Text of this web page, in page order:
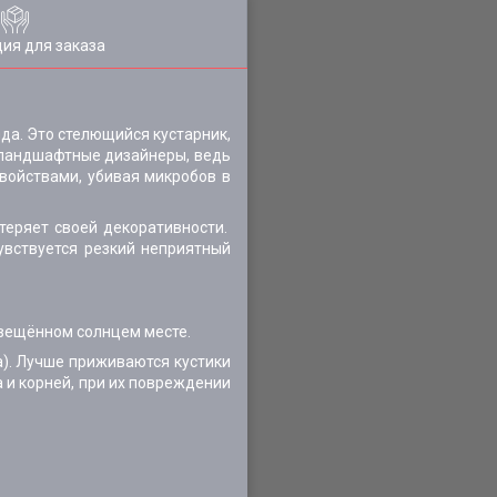
для заказа
Это стелющийся кустарник,
дизайнеры, ведь
убивая микробов в
своей декоративности.
резкий неприятный
солнцем месте.
Лучше приживаются кустики
и корней, при их повреждении